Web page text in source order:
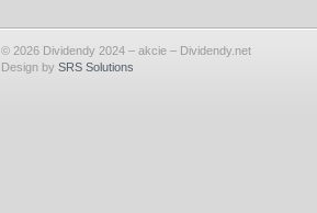
© 2026 Dividendy 2024 – akcie – Dividendy.net
Design by SRS Solutions